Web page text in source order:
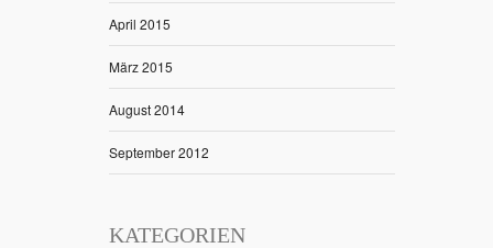
April 2015
März 2015
August 2014
September 2012
KATEGORIEN